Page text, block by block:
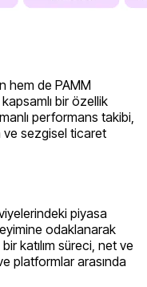
hem de PAMM
bir özellik
performans takibi,
sezgisel ticaret
piyasa
odaklanarak
katılım süreci, net ve
platformlar arasında